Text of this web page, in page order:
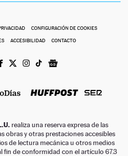
CONFIGURACIÓN DE COOKIES
ACCESIBILIDAD CONTACTO
realiza una reserva expresa de las
obras y otras prestaciones accesibles
de lectura mecánica u otros medios
fin de conformidad con el artículo 67.3